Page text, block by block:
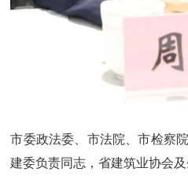
市委政法委、市法院、市检察
建委负责同志，省建筑业协会及